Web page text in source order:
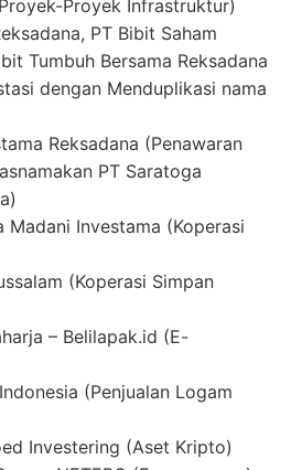
Proyek Infrastruktur)
PT Bibit Saham
Tumbuh Bersama Reksadana
dengan Menduplikasi nama
Reksadana (Penawaran
PT Saratoga
Madani Investama (Koperasi
(Koperasi Simpan
– Belilapak.id (E-
(Penjualan Logam
Investering (Aset Kripto)